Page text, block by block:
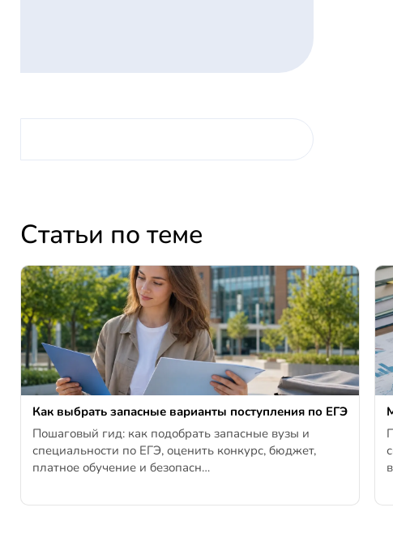
Статьи по теме
Как выбрать запасные варианты поступления по ЕГЭ
Пошаговый гид: как подобрать запасные вузы и
специальности по ЕГЭ, оценить конкурс, бюджет,
платное обучение и безопасн…